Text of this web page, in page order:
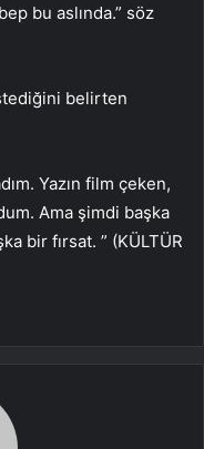
bu aslında.” söz
belirten
Yazın film çeken,
Ama şimdi başka
bir fırsat. ” (KÜLTÜR